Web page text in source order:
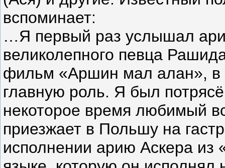
вспоминает:
…Я первый раз услышал
великолепного певца
фильм «Аршин мал алан», в
главную роль. Я был
некоторое время любимый
приезжает в Польшу на
исполнении арию Аскера